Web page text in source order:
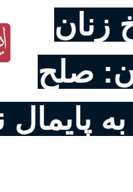
صلح